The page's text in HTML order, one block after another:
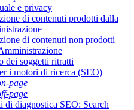
e privacy
di contenuti prodotti dalla
di contenuti non prodotti
dei soggetti ritratti
i motori di ricerca (SEO)
page
page
di diagnostica SEO: Search